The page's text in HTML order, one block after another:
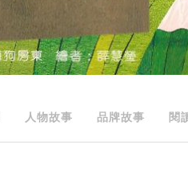
人物故事 品牌故事 閱